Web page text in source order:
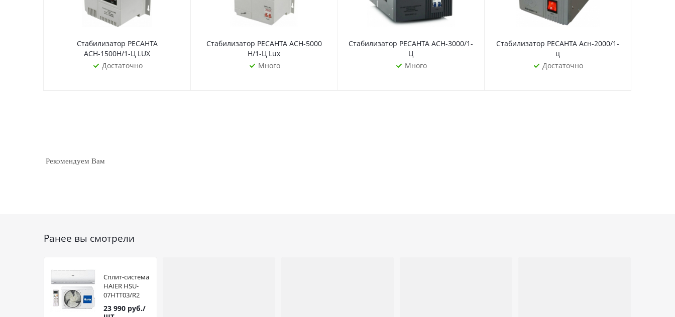
Стабилизатор РЕСАНТА
АСН-1500Н/1-Ц LUX
Достаточно
Стабилизатор РЕСАНТА АСН-5000
H/1-Ц Lux
Много
Стабилизатор РЕСАНТА АСН-3000/1-
Ц
Много
Стабилизатор РЕСАНТА Асн-2000/1-
ц
Достаточно
Рекомендуем Вам
Ранее вы смотрели
Сплит-система
HAIER HSU-
07HTT03/R2
Tundra
23 990 руб./